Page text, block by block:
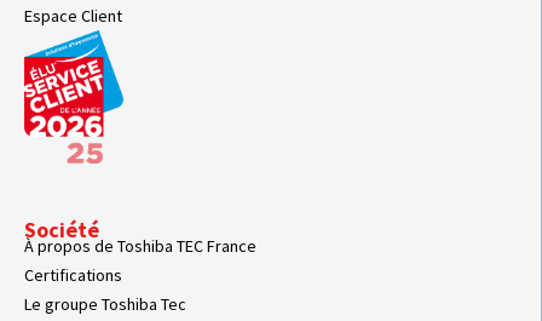
Espace Client
Société
À propos de Toshiba TEC France
Certifications
Le groupe Toshiba Tec